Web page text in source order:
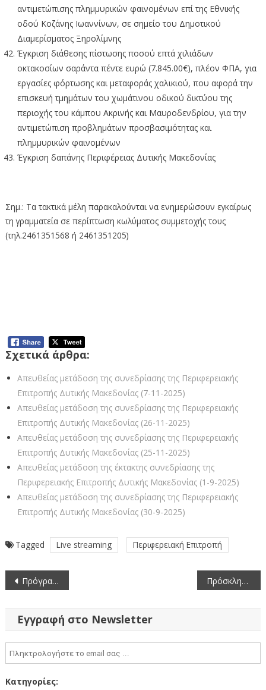
αντιμετώπισης πλημμυρικών φαινομένων επί της Εθνικής
οδού Κοζάνης Ιωαννίνων, σε σημείο του Δημοτικού
Διαμερίσματος Ξηρολίμνης
Έγκριση διάθεσης πίστωσης ποσού επτά χιλιάδων
οκτακοσίων σαράντα πέντε ευρώ (7.845.00€), πλέον ΦΠΑ, για
εργασίες φόρτωσης και μεταφοράς χαλικιού, που αφορά την
επισκευή τμημάτων του χωμάτινου οδικού δικτύου της
περιοχής του κάμπου Ακρινής και Μαυροδενδρίου, για την
αντιμετώπιση προβλημάτων προσβασιμότητας και
πλημμυρικών φαινομένων
Έγκριση δαπάνης Περιφέρειας Δυτικής Μακεδονίας
Σημ.: Τα τακτικά μέλη παρακαλούνται να ενημερώσουν εγκαίρως
τη γραμματεία σε περίπτωση κωλύματος συμμετοχής τους
(τηλ.2461351568 ή 2461351205)
Σχετικά άρθρα:
Απευθείας μετάδοση της συνεδρίασης της Περιφερειακής
Επιτροπής Δυτικής Μακεδονίας (7-11-2025)
Απευθείας μετάδοση της συνεδρίασης της Περιφερειακής
Επιτροπής Δυτικής Μακεδονίας (26-11-2025)
Απευθείας μετάδοση της συνεδρίασης της Περιφερειακής
Επιτροπής Δυτικής Μακεδονίας (25-11-2025)
Απευθείας μετάδοση της έκτακτης συνεδρίασης της
Περιφερειακής Επιτροπής Δυτικής Μακεδονίας (1-9-2025)
Απευθείας μετάδοση της συνεδρίασης της Περιφερειακής
Επιτροπής Δυτικής Μακεδονίας (30-9-2025)
Tagged Live streaming Περιφερειακή Επιτροπή
Πλοήγηση
άρθρων
Πρόγραμμα κίνησης συνεργείων 18/8/2025-24/8/2025 για το Έργο Καταπολέμησης Κουνουπιών ΠΔΜ 2023-2025 Πρόσκληση σε Ειδική Συνεδρίαση λογοδοσίας του Περιφερειακού Συμβουλίου Δυτικής Μακεδονίας (2-9-2025)
Εγγραφή στο Newsletter
Κατηγορίες: